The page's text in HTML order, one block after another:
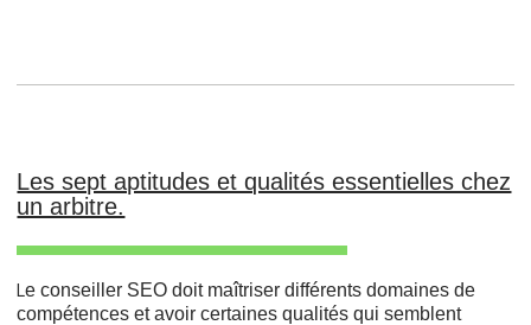
Les sept aptitudes et qualités essentielles chez
un arbitre.
Le conseiller SEO doit maîtriser différents domaines de
compétences et avoir certaines qualités qui semblent